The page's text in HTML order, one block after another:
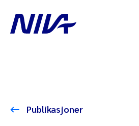
Publikasjoner